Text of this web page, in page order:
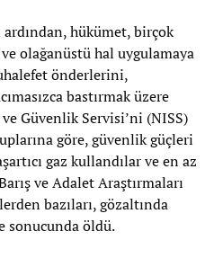
ardından, hükümet, birçok
ve olağanüstü hal uygulamaya
önderlerini,
bastırmak üzere
Güvenlik Servisi’ni (NISS)
göre, güvenlik güçleri
gaz kullandılar ve en az
ve Adalet Araştırmaları
bazıları, gözaltında
sonucunda öldü.